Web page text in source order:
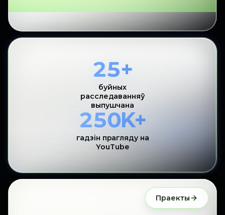
25+
буйных
расследаванняў
выпушчана
250K+
гадзін прагляду на
YouTube
Праекты